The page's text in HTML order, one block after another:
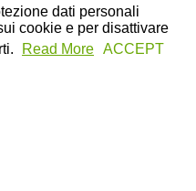
dati personali
cookie e per disattivare
Read More ACCEPT